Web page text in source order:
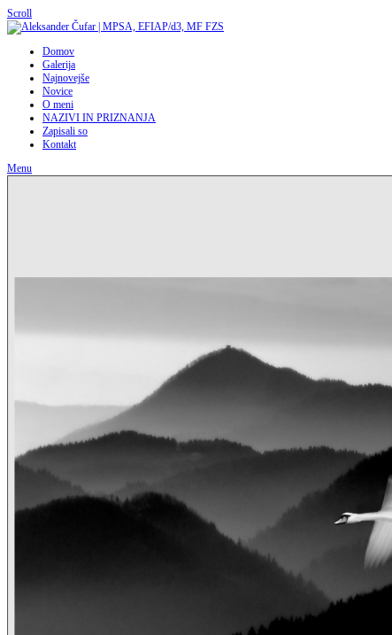
Scroll
Domov
Galerija
Najnovejše
Novice
O meni
NAZIVI IN PRIZNANJA
Zapisali so
Kontakt
Menu